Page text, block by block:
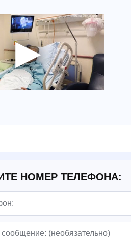
НОМЕР ТЕЛЕФОНА: